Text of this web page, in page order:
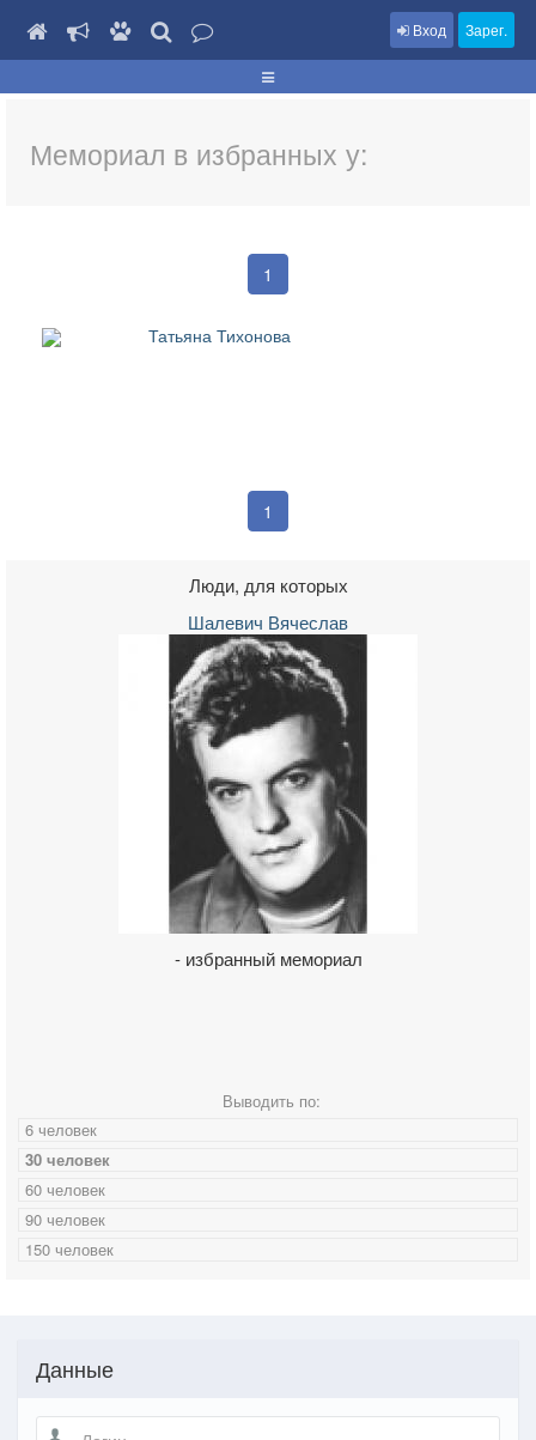
Вход Зарег.
Мемориал в избранных у:
1
Татьяна Тихонова
1
Люди, для которых
Шалевич Вячеслав
- избранный мемориал
Выводить по:
6 человек
30 человек
60 человек
90 человек
150 человек
Данные